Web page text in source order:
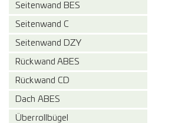
Seitenwand BES
Seitenwand C
Seitenwand DZY
Rückwand ABES
Rückwand CD
Dach ABES
Überrollbügel